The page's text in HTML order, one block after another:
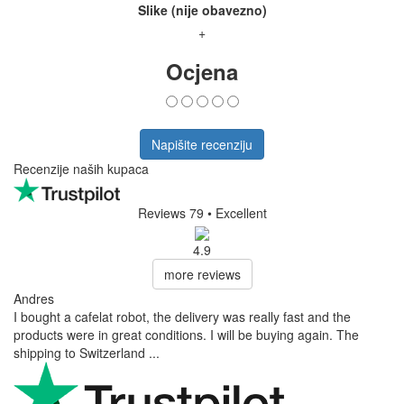
Slike (nije obavezno)
+
Ocjena
Napišite recenziju
Recenzije naših kupaca
Reviews 79 • Excellent
4.9
more reviews
Andres
I bought a cafelat robot, the delivery was really fast and the
products were in great conditions. I will be buying again. The
shipping to Switzerland ...